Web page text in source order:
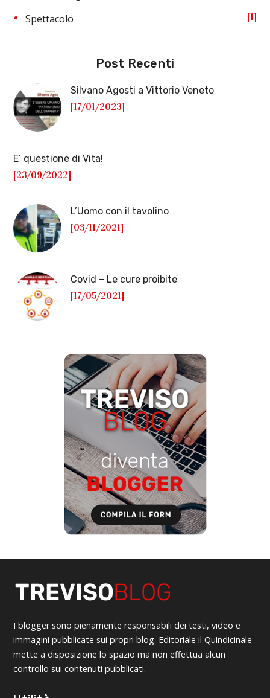
Spettacolo 1
Post Recenti
Silvano Agosti a Vittorio Veneto
[17/01/2023]
E’ questione di Vita!
[23/09/2022]
L’Uomo con il tavolino
[03/11/2021]
Covid – Le cure proibite
[17/05/2021]
I blogger sono pienamente responsabili dei testi, video e
immagini pubblicate sui propri blog. Editoriale il Quindicinale
mette a disposizione lo spazio ma non effettua alcun
controllo sui contenuti pubblicati.